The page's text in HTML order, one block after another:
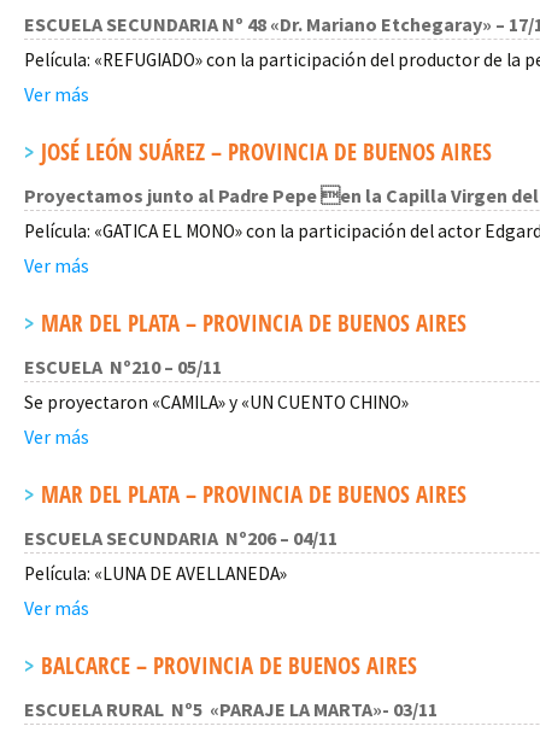
ESCUELA SECUNDARIA Nº 48 «Dr. Mariano Etchegaray» – 17/
Película: «REFUGIADO» con la participación del productor de la
Ver más
JOSÉ LEÓN SUÁREZ – PROVINCIA DE BUENOS AIRES
Proyectamos junto al Padre Pepe en la Capilla Virgen
Película: «GATICA EL MONO» con la participación del actor
Ver más
MAR DEL PLATA – PROVINCIA DE BUENOS AIRES
ESCUELA Nº210 – 05/11
Se proyectaron «CAMILA» y «UN CUENTO CHINO»
Ver más
MAR DEL PLATA – PROVINCIA DE BUENOS AIRES
ESCUELA SECUNDARIA Nº206 – 04/11
Película: «LUNA DE AVELLANEDA»
Ver más
BALCARCE – PROVINCIA DE BUENOS AIRES
ESCUELA RURAL Nº5 «PARAJE LA MARTA»- 03/11